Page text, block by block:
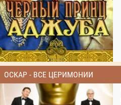
ОСКАР - ВСЕ ЦЕРИМОНИИ